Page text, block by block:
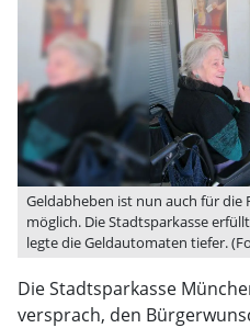
Geldabheben ist nun auch für die
möglich. Die Stadtsparkasse
legte die Geldautomaten tiefer.
Die Stadtsparkasse
versprach, den